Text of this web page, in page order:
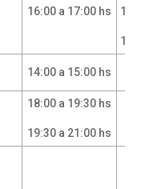
16:00 a 17:00 hs 15:00 a
16:00 a
14:00 a 15:00 hs
18:00 a 19:30 hs
19:30 a 21:00 hs